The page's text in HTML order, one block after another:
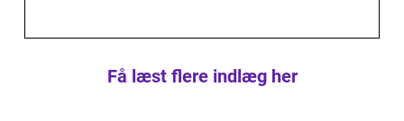
Få læst flere indlæg her